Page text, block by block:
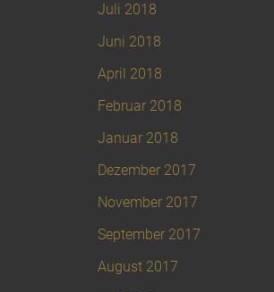
Juli 2018
Juni 2018
April 2018
Februar 2018
Januar 2018
Dezember 2017
November 2017
September 2017
August 2017